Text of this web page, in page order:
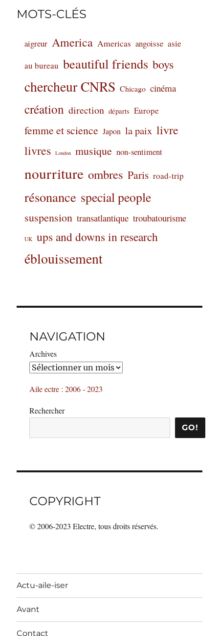
MOTS-CLÉS
aigreur America Americas angoisse asie
au bureau beautiful friends boys
chercheur CNRS Chicago cinéma
création direction départs Europe
femme et science Japon la paix livre
livres
London musique non-sentiment
nourriture ombres Paris road-trip
résonance special people
suspension transatlantique troubatourisme
UK ups and downs in research
éblouissement
NAVIGATION
Archives
Aile ectre : 2006 - 2023
Rechercher
GO!
COPYRIGHT
© 2006-2023 Electre, tous droits réservés.
Actu-aile-iser
Avant
Contact